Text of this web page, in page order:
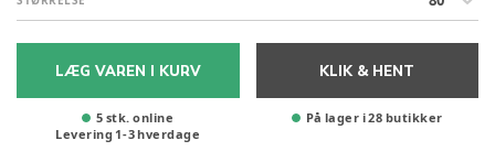
LÆG VAREN I KURV
5 stk. online
Levering 1-3hverdage
KLIK & HENT
På lager i 28 butikker